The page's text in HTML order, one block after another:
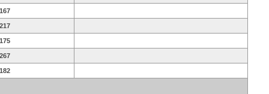
167
217
175
267
182